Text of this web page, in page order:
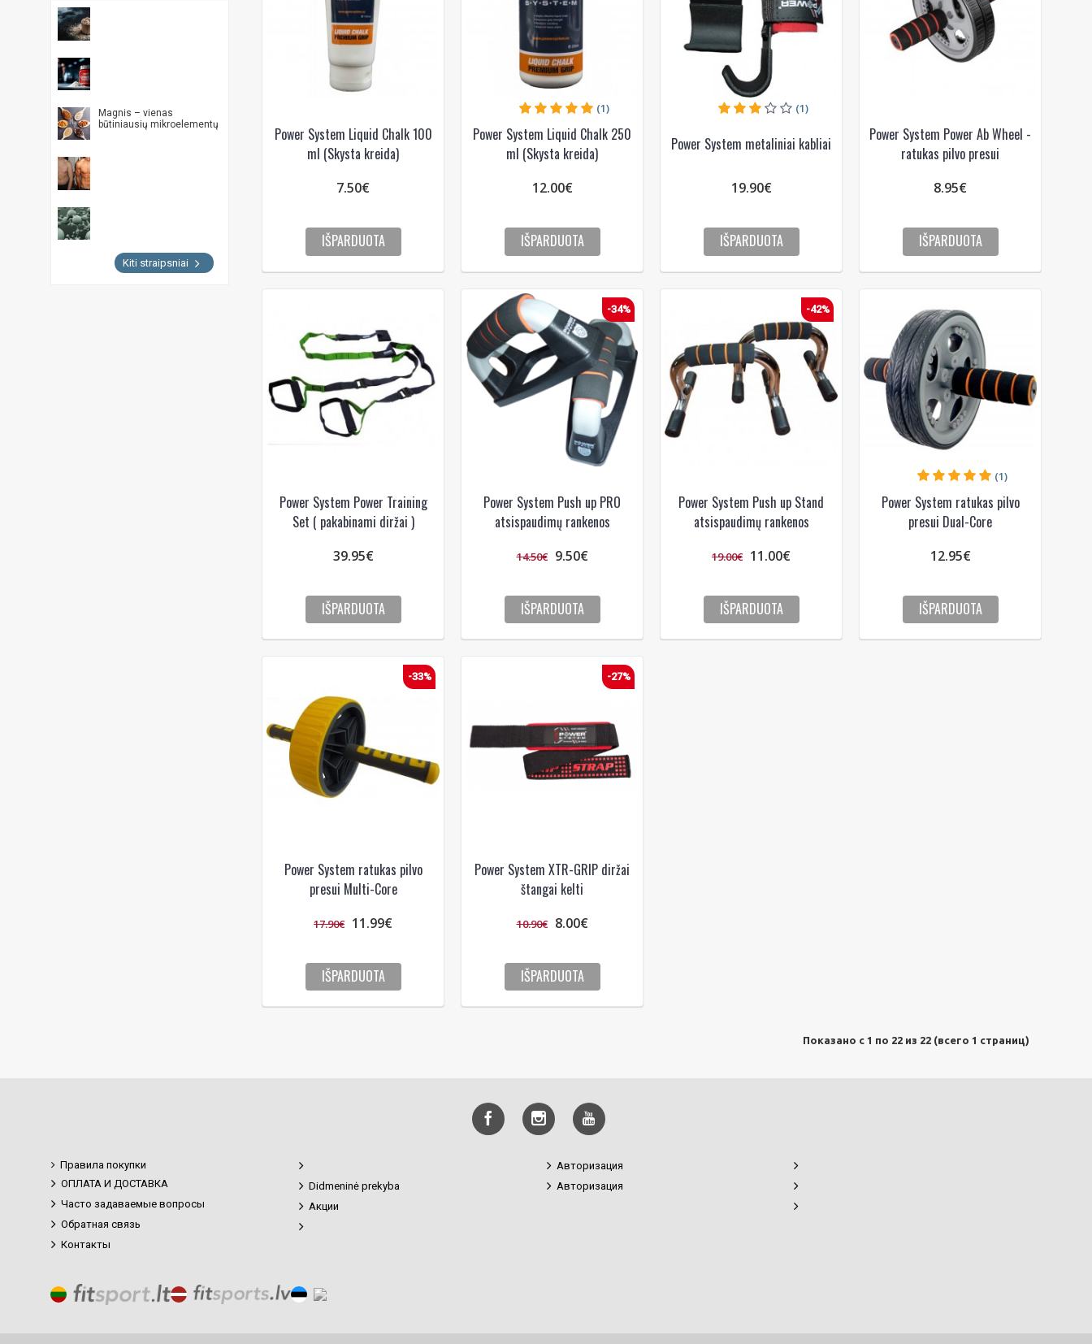
Magnis – vienas
būtiniausių mikroelementų
Kiti straipsniai
Power System Liquid Chalk 100
ml (Skysta kreida)
7.50€
IŠPARDUOTA
Power System Liquid Chalk 250
ml (Skysta kreida)
(1)
12.00€
IŠPARDUOTA
Power System metaliniai kabliai
(1)
19.90€
IŠPARDUOTA
Power System Power Ab Wheel -
ratukas pilvo presui
8.95€
IŠPARDUOTA
Power System Power Training
Set ( pakabinami diržai )
39.95€
IŠPARDUOTA
-34%
Power System Push up PRO
atsispaudimų rankenos
14.50€ 9.50€
IŠPARDUOTA
-42%
Power System Push up Stand
atsispaudimų rankenos
19.00€ 11.00€
IŠPARDUOTA
Power System ratukas pilvo
presui Dual-Core
(1)
12.95€
IŠPARDUOTA
-33%
Power System ratukas pilvo
presui Multi-Core
17.90€ 11.99€
IŠPARDUOTA
-27%
Power System XTR-GRIP diržai
štangai kelti
10.90€ 8.00€
IŠPARDUOTA
Показано с 1 по 22 из 22 (всего 1 страниц)
Правила покупки
ОПЛАТА И ДОСТАВКА
Часто задаваемые вопросы
Обратная связь
Контакты
Didmeninė prekyba
Акции
Авторизация
Авторизация
Sužinoti, kaip mes apsaugome ir tvarkome
Jūsų duomenis galite perskaitę mūsų
privatumo politikos sąlygas.